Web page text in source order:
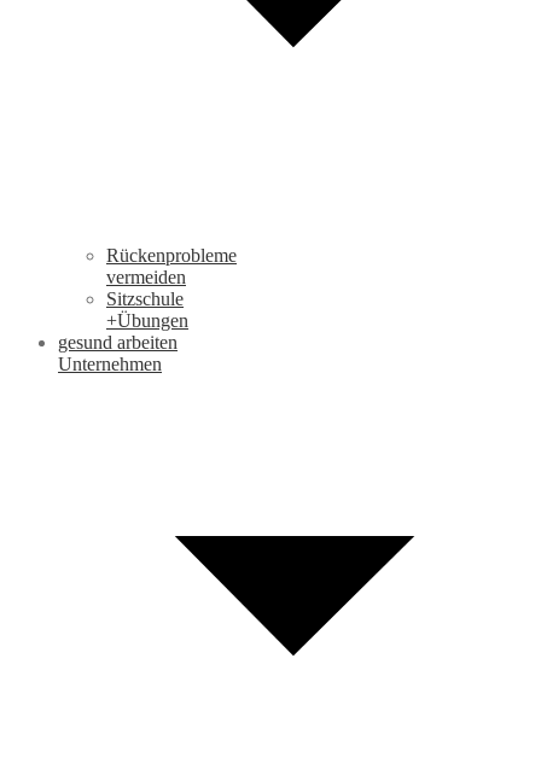
Rückenprobleme
vermeiden
Sitzschule
+Übungen
gesund arbeiten
Unternehmen